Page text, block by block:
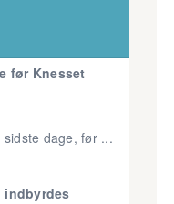
før Knesset
dage, før ...
indbyrdes